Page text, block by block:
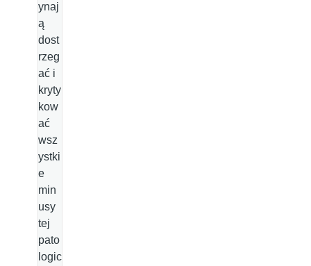
ynaj
ą
dost
rzeg
ać i
kryty
kow
ać
wsz
ystki
e
min
usy
tej
pato
logic